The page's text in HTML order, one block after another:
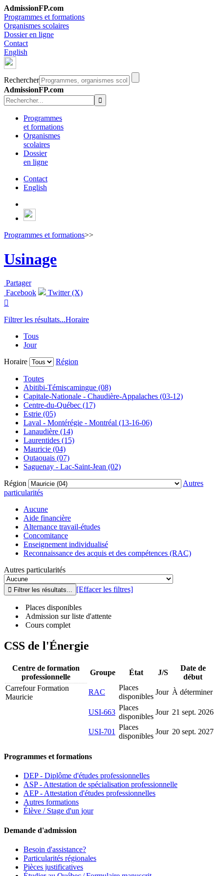
AdmissionFP.com
Programmes et formations
Organismes scolaires
Dossier en ligne
Contact
English
Rechercher
AdmissionFP.com
Programmes
et formations
Organismes
scolaires
Dossier
en ligne
Contact
English
Programmes et formations>>
Usinage
Partager
Facebook
Twitter (X)

Filtrer les résultats...Horaire
Tous
Jour
Horaire
Région
Toutes
Abitibi-Témiscamingue (08)
Capitale-Nationale - Chaudière-Appalaches (03-12)
Centre-du-Québec (17)
Estrie (05)
Laval - Montérégie - Montréal (13-16-06)
Lanaudière (14)
Laurentides (15)
Mauricie (04)
Outaouais (07)
Saguenay - Lac-Saint-Jean (02)
Région
Autres
particularités
Aucune
Aide financière
Alternance travail-études
Concomitance
Enseignement individualisé
Reconnaissance des acquis et des compétences (RAC)
Autres particularités
[Effacer les filtres]
Places disponibles
Admission sur liste d'attente
Cours complet
CSS de l'Énergie
Centre de formation
professionnelle
Groupe État J/S
Date de
début
Carrefour Formation
Mauricie
RAC
Places
disponibles
Jour À déterminer
USI-663
Places
disponibles
Jour 21 sept. 2026
USI-701
Places
disponibles
Jour 20 sept. 2027
Programmes et formations
DEP - Diplôme d'études professionnelles
ASP - Attestation de spécialisation professionnelle
AEP - Attestation d'études professionnelles
Autres formations
Élève / Stage d'un jour
Demande d'admission
Besoin d'assistance?
Particularités régionales
Pièces justificatives